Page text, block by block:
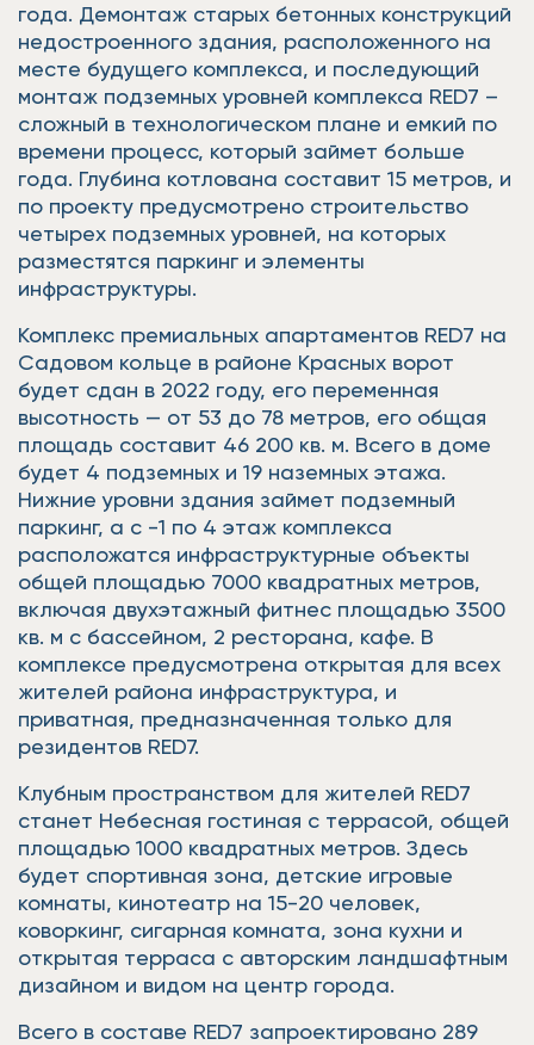
года. Демонтаж старых бетонных конструкций
недостроенного здания, расположенного на
месте будущего комплекса, и последующий
монтаж подземных уровней комплекса RED7 –
сложный в технологическом плане и емкий по
времени процесс, который займет больше
года. Глубина котлована составит 15 метров, и
по проекту предусмотрено строительство
четырех подземных уровней, на которых
разместятся паркинг и элементы
инфраструктуры.
Комплекс премиальных апартаментов RED7 на
Садовом кольце в районе Красных ворот
будет сдан в 2022 году, его переменная
высотность — от 53 до 78 метров, его общая
площадь составит 46 200 кв. м. Всего в доме
будет 4 подземных и 19 наземных этажа.
Нижние уровни здания займет подземный
паркинг, а с -1 по 4 этаж комплекса
расположатся инфраструктурные объекты
общей площадью 7000 квадратных метров,
включая двухэтажный фитнес площадью 3500
кв. м с бассейном, 2 ресторана, кафе. В
комплексе предусмотрена открытая для всех
жителей района инфраструктура, и
приватная, предназначенная только для
резидентов RED7.
Клубным пространством для жителей RED7
станет Небесная гостиная с террасой, общей
площадью 1000 квадратных метров. Здесь
будет спортивная зона, детские игровые
комнаты, кинотеатр на 15-20 человек,
коворкинг, сигарная комната, зона кухни и
открытая терраса с авторским ландшафтным
дизайном и видом на центр города.
Всего в составе RED7 запроектировано 289